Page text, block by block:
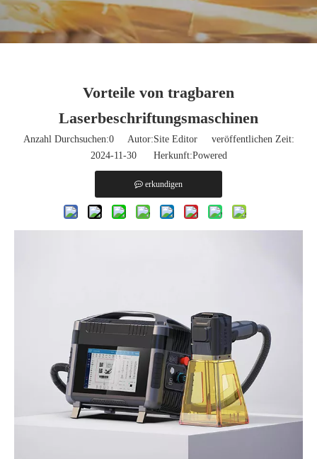
Vorteile von tragbaren
Laserbeschriftungsmaschinen
Anzahl Durchsuchen:0Autor:Site Editor veröffentlichen Zeit:
2024-11-30 Herkunft:Powered
erkundigen